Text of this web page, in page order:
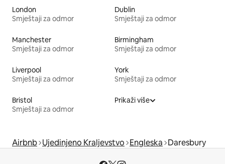
London
Smještaji za odmor
Dublin
Smještaji za odmor
Manchester
Smještaji za odmor
Birmingham
Smještaji za odmor
Liverpool
Smještaji za odmor
York
Smještaji za odmor
Bristol
Smještaji za odmor
Prikaži više
Airbnb Ujedinjeno Kraljevstvo Engleska Daresbury